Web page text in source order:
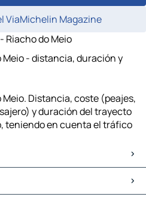
ViaMichelin Magazine
Riacho do Meio
Meio - distancia, duración y
Distancia, coste (peajes,
y duración del trayecto
teniendo en cuenta el tráfico